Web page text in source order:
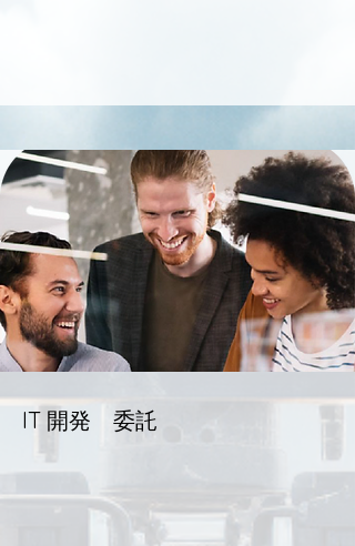
IT 開発 委託